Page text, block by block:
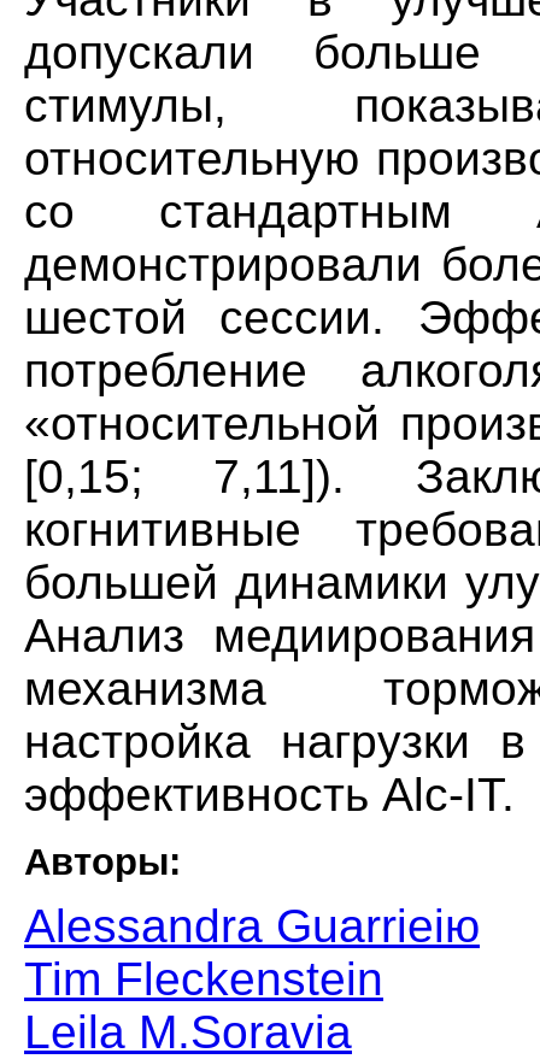
допускали больше
стимулы,
относительную
со
демонстрировали
шестой сессии.
потребление
«относительной
[0,15; 7,11]).
когнитивные
большей динамики
Анализ
механизма
настройка нагрузки
эффективность Alc-IT.
Авторы:
Alessandra Guarrieiю
Tim Fleckenstein
Leila M.Soravia